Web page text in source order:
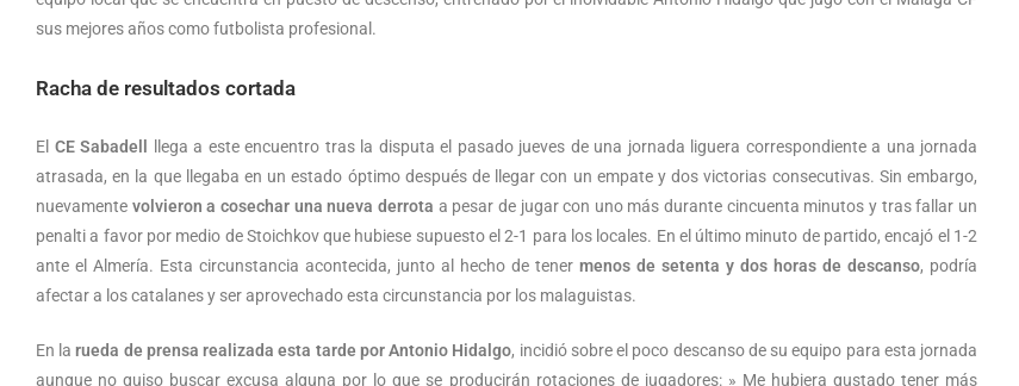
sus mejores años como futbolista profesional.
Racha de resultados cortada
El CE Sabadell
llega a este encuentro tras la disputa el pasado jueves de una jornada liguera correspondiente a una jornada
atrasada, en la que llegaba en un estado óptimo después de llegar con un empate y dos victorias consecutivas. Sin embargo,
nuevamente volvieron a cosechar una nueva derrota a pesar de jugar con uno más durante cincuenta minutos y tras fallar un
penalti a favor por medio de Stoichkov que hubiese supuesto el 2-1 para los locales. En el último minuto de partido, encajó el 1-2
ante el Almería. Esta circunstancia acontecida, junto al hecho de tener menos de setenta y dos horas de descanso, podría
afectar a los catalanes y ser aprovechado esta circunstancia por los malaguistas.
En larueda de prensa realizada esta tarde por Antonio Hidalgo, incidió sobre el poco descanso de su equipo para esta jornada
aunque no quiso buscar excusa alguna por lo que se producirán rotaciones de jugadores: » Me hubiera gustado tener más